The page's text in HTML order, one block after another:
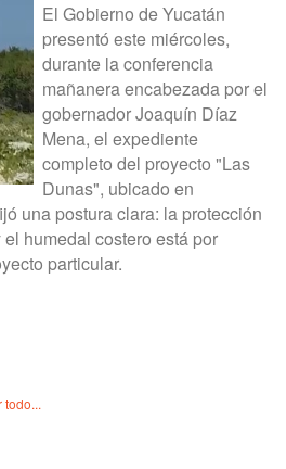
El Gobierno de Yucatán
presentó este miércoles,
durante la conferencia
mañanera encabezada por el
gobernador Joaquín Díaz
Mena, el expediente
completo del proyecto "Las
Dunas", ubicado en
una postura clara: la protección
humedal costero está por
particular.
todo...